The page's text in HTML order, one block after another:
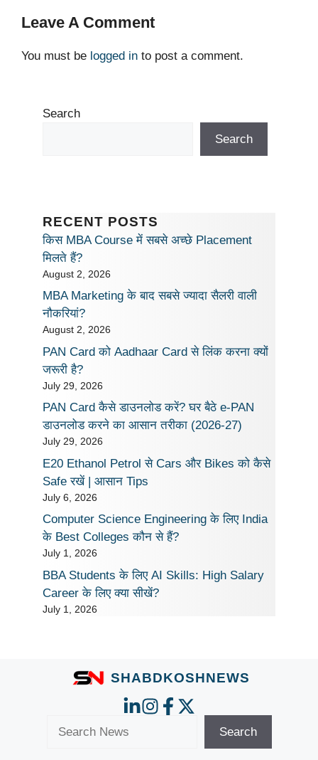
Leave A Comment
You must be logged in to post a comment.
Search
Search
RECENT POSTS
किस MBA Course में सबसे अच्छे Placement
मिलते हैं?
August 2, 2026
MBA Marketing के बाद सबसे ज्यादा सैलरी वाली
नौकरियां?
August 2, 2026
PAN Card को Aadhaar Card से लिंक करना क्यों
जरूरी है?
July 29, 2026
PAN Card कैसे डाउनलोड करें? घर बैठे e-PAN
डाउनलोड करने का आसान तरीका (2026-27)
July 29, 2026
E20 Ethanol Petrol से Cars और Bikes को कैसे
Safe रखें | आसान Tips
July 6, 2026
Computer Science Engineering के लिए India
के Best Colleges कौन से हैं?
July 1, 2026
BBA Students के लिए AI Skills: High Salary
Career के लिए क्या सीखें?
July 1, 2026
SHABDKOSHNEWS
Search